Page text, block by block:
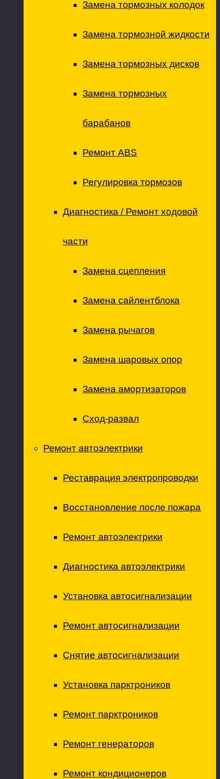
Замена тормозных колодок
Замена тормозной жидкости
Замена тормозных дисков
Замена тормозных
барабанов
Ремонт ABS
Регулировка тормозов
Диагностика / Ремонт ходовой
части
Замена сцепления
Замена сайлентблока
Замена рычагов
Замена шаровых опор
Замена амортизаторов
Сход-развал
Ремонт автоэлектрики
Реставрация электропроводки
Восстановление после пожара
Ремонт автоэлектрики
Диагностика автоэлектрики
Установка автосигнализации
Ремонт автосигнализации
Снятие автосигнализации
Установка парктроников
Ремонт парктроников
Ремонт генераторов
Ремонт кондиционеров